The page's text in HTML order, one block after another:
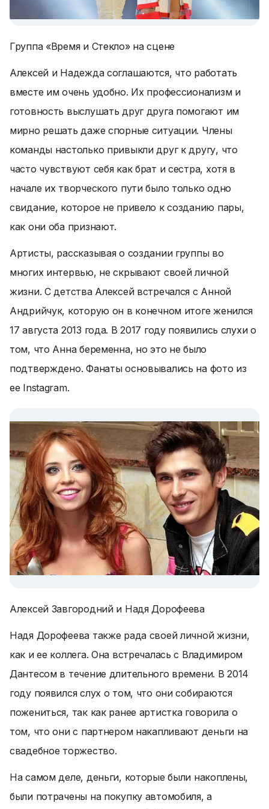
Группа «Время и Стекло» на сцене
Алексей и Надежда соглашаются, что работать
вместе им очень удобно. Их профессионализм и
готовность выслушать друг друга помогают им
мирно решать даже спорные ситуации. Члены
команды настолько привыкли друг к другу, что
часто чувствуют себя как брат и сестра, хотя в
начале их творческого пути было только одно
свидание, которое не привело к созданию пары,
как они оба признают.
Артисты, рассказывая о создании группы во
многих интервью, не скрывают своей личной
жизни. С детства Алексей встречался с Анной
Андрийчук, которую он в конечном итоге женился
17 августа 2013 года. В 2017 году появились слухи о
том, что Анна беременна, но это не было
подтверждено. Фанаты основывались на фото из
ее Instagram.
Алексей Завгородний и Надя Дорофеева
Надя Дорофеева также рада своей личной жизни,
как и ее коллега. Она встречалась с Владимиром
Дантесом в течение длительного времени. В 2014
году появился слух о том, что они собираются
пожениться, так как ранее артистка говорила о
том, что они с партнером накапливают деньги на
свадебное торжество.
На самом деле, деньги, которые были накоплены,
были потрачены на покупку автомобиля, а